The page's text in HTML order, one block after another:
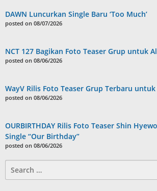
DAWN Luncurkan Single Baru ‘Too Much’
posted on 08/07/2026
NCT 127 Bagikan Foto Teaser Grup untuk
posted on 08/06/2026
WayV Rilis Foto Teaser Grup Terbaru untuk
posted on 08/06/2026
OURBIRTHDAY Rilis Foto Teaser Shin
Single “Our Birthday”
posted on 08/06/2026
for: